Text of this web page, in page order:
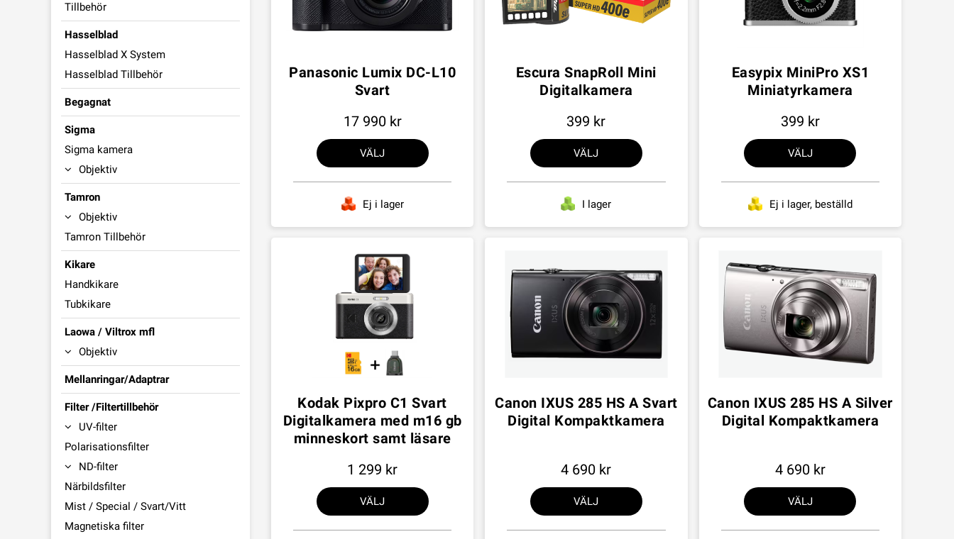
Tillbehör
Hasselblad
Hasselblad X System
Hasselblad Tillbehör
Begagnat
Sigma
Sigma kamera
Objektiv
Tamron
Objektiv
Tamron Tillbehör
Kikare
Handkikare
Tubkikare
Laowa / Viltrox mfl
Objektiv
Mellanringar/Adaptrar
Filter /Filtertillbehör
UV-filter
Polarisationsfilter
ND-filter
Närbildsfilter
Mist / Special / Svart/Vitt
Magnetiska filter
Panasonic Lumix DC-L10
Svart
17 990
VÄLJ
Ej i lager
Escura SnapRoll Mini
Digitalkamera
399
VÄLJ
I lager
Easypix MiniPro XS1
Miniatyrkamera
399
VÄLJ
Ej i lager, beställd
Kodak Pixpro C1 Svart
Digitalkamera med m16 gb
minneskort samt läsare
1 299
VÄLJ
Canon IXUS 285 HS A Svart
Digital Kompaktkamera
4 690
VÄLJ
Canon IXUS 285 HS A Silver
Digital Kompaktkamera
4 690
VÄLJ